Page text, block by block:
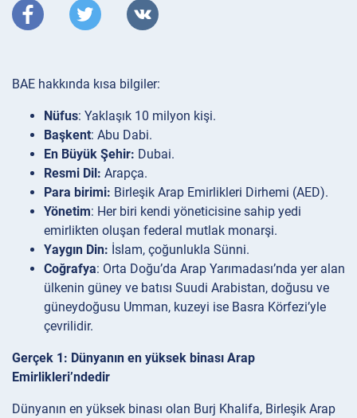
BAE hakkında kısa bilgiler:
Nüfus: Yaklaşık 10 milyon kişi.
Başkent: Abu Dabi.
En Büyük Şehir: Dubai.
Resmi Dil: Arapça.
Para birimi: Birleşik Arap Emirlikleri Dirhemi (AED).
Yönetim: Her biri kendi yöneticisine sahip yedi
emirlikten oluşan federal mutlak monarşi.
Yaygın Din: İslam, çoğunlukla Sünni.
Coğrafya: Orta Doğu’da Arap Yarımadası’nda yer alan
ülkenin güney ve batısı Suudi Arabistan, doğusu ve
güneydoğusu Umman, kuzeyi ise Basra Körfezi’yle
çevrilidir.
Gerçek 1: Dünyanın en yüksek binası Arap
Emirlikleri’ndedir
Dünyanın en yüksek binası olan Burj Khalifa, Birleşik Arap